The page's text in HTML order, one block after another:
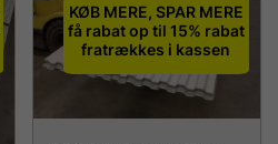
KØB MERE, SPAR MERE
få rabat op til 15% rabat
fratrækkes i kassen